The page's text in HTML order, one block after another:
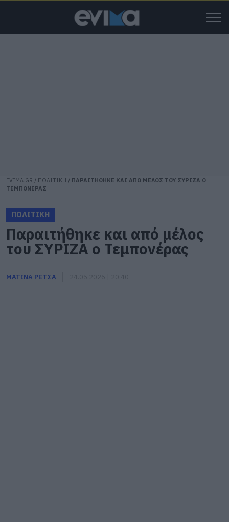
EVIMA.GR / ΠΟΛΙΤΙΚΗ / ΠΑΡΑΙΤΗΘΗΚΕ ΚΑΙ ΑΠΟ ΜΕΛΟΣ ΤΟΥ ΣΥΡΙΖΑ Ο
ΤΕΜΠΟΝΕΡΑΣ
ΠΟΛΙΤΙΚΗ
Παραιτήθηκε και από μέλος
του ΣΥΡΙΖΑ ο Τεμπονέρας
ΜΑΤΙΝΑ ΡΕΤΣΑ